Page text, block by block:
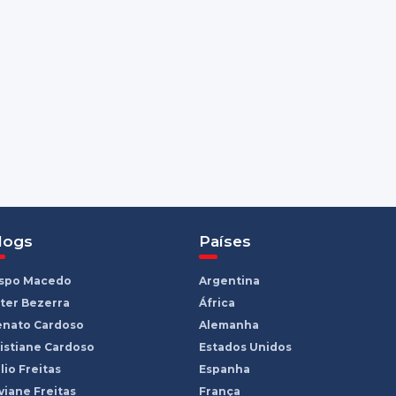
Macedo
Bezerra
Cardoso
Cardoso
Freitas
Freitas
Países
Argentina
África
Alemanha
Estados Unidos
Espanha
França